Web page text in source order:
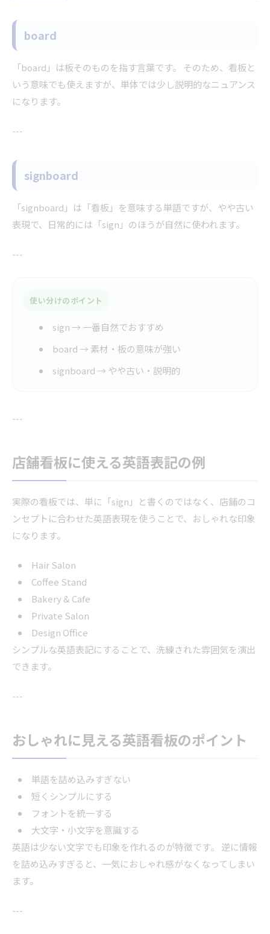
board
「board」は板そのものを指す言葉です。 そのため、看板と
いう意味でも使えますが、単体では少し説明的なニュアンス
になります。
---
signboard
「signboard」は「看板」を意味する単語ですが、やや古い
表現で、日常的には「sign」のほうが自然に使われます。
---
使い分けのポイント
sign → 一番自然でおすすめ
board → 素材・板の意味が強い
signboard → やや古い・説明的
---
店舗看板に使える英語表記の例
実際の看板では、単に「sign」と書くのではなく、店舗のコ
ンセプトに合わせた英語表現を使うことで、おしゃれな印象
になります。
Hair Salon
Coffee Stand
Bakery & Cafe
Private Salon
Design Office
シンプルな英語表記にすることで、洗練された雰囲気を演出
できます。
---
おしゃれに見える英語看板のポイント
単語を詰め込みすぎない
短くシンプルにする
フォントを統一する
大文字・小文字を意識する
英語は少ない文字でも印象を作れるのが特徴です。 逆に情報
を詰め込みすぎると、一気におしゃれ感がなくなってしまい
ます。
---